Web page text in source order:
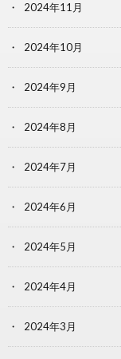
2024年11月
2024年10月
2024年9月
2024年8月
2024年7月
2024年6月
2024年5月
2024年4月
2024年3月